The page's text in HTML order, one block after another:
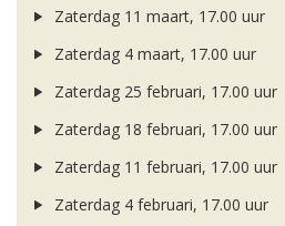
Zaterdag 11 maart, 17.00 uur
Zaterdag 4 maart, 17.00 uur
Zaterdag 25 februari, 17.00 uur
Zaterdag 18 februari, 17.00 uur
Zaterdag 11 februari, 17.00 uur
Zaterdag 4 februari, 17.00 uur